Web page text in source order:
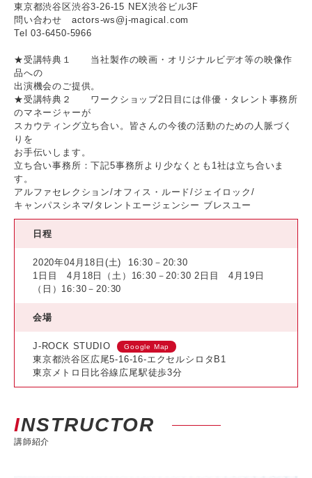
東京都渋谷区渋谷3-26-15 NEX渋谷ビル3F
問い合わせ actors-ws@j-magical.com
Tel 03-6450-5966
★受講特典１ 当社製作の映画・オリジナルビデオ等の映像作
品への
出演機会のご提供。
★受講特典２ ワークショップ2日目には俳優・タレント事務所
のマネージャーが
スカウティング立ち合い。皆さんの今後の活動のための人脈づく
りを
お手伝いします。
立ち合い事務所：下記5事務所より少なくとも1社は立ち合いま
す。
アルファセレクション/オフィス・ルード/ジェイロック/
キャンパスシネマ/タレントエージェンシー ブレスユー
日程
2020年04月18日(土)
16:30－20:30
1日目 4月18日（土）16:30－20:30 2日目 4月19日
（日）16:30－20:30
会場
J-ROCK STUDIO Google Map
東京都渋谷区広尾5-16-16-エクセルシロタB1
東京メトロ日比谷線広尾駅徒歩3分
INSTRUCTOR
講師紹介